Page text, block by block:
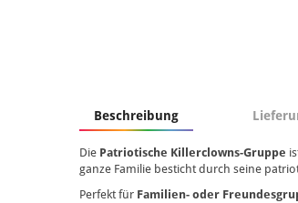
Beschreibung
Die Patriotische Killerclowns-Gruppe
ganze Familie besticht durch seine
Perfekt für Familien- oder